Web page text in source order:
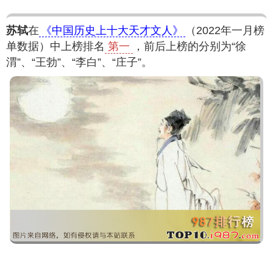
苏轼在 《中国历史上十大天才文人》
（2022年一月榜
单数据）中上榜排名 第一
，前后上榜的分别为“徐
渭”、“王勃”、“李白”、“庄子”。